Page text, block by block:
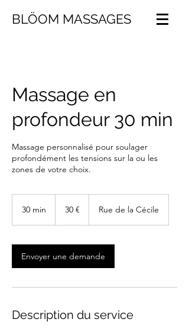
BLÖOM MASSAGES
Massage en
profondeur 30 min
Massage personnalisé pour soulager
profondément les tensions sur la ou les
zones de votre choix.
30 min
i
n
30 € Rue de la Cécile
Envoyer une demande
Description du service